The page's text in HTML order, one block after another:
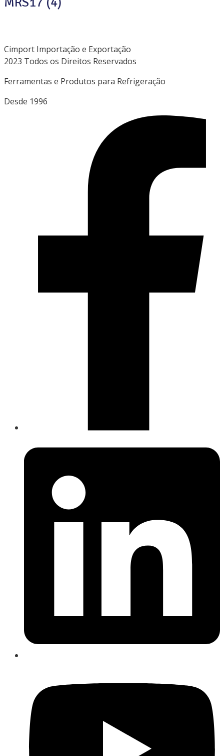
Cimport Importação e Exportação
2023 Todos os Direitos Reservados
Ferramentas e Produtos para Refrigeração
Desde 1996